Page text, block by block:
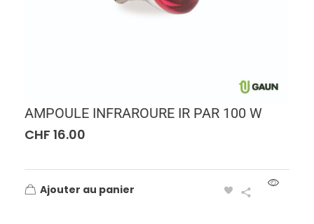
AMPOULE INFRAROURE IR PAR 100 W
CHF 16.00
Ajouter au panier